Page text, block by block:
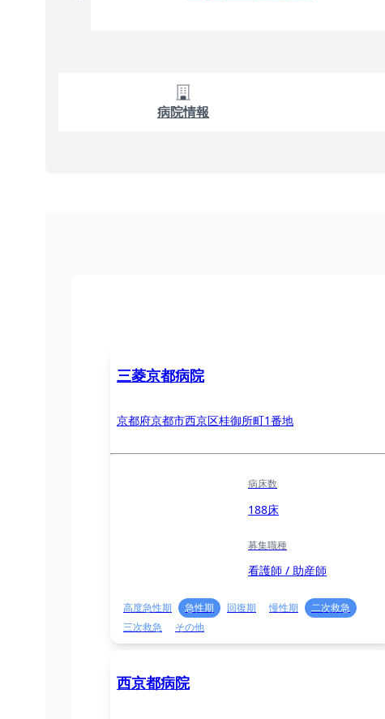
病院情報
三菱京都病院
京都府京都市西京区桂御所町1番地
病床数
188床
募集職種
看護師 / 助産師
高度急性期 急性期 回復期 慢性期
二次救急
三次救急
その他
西京都病院